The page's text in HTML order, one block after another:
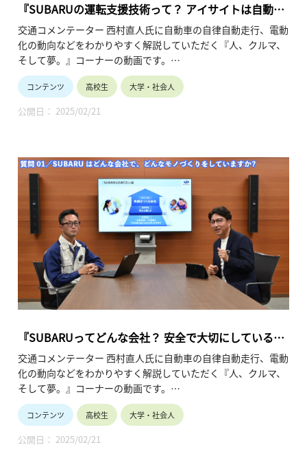
『SUBARUの運転支援技術って？ アイサイトは自動運
転技術になる？ （聴く編 第2回）』
交通コメンテーター 西村直人氏に自動車の自律自動走行、電動
化の動向などをわかりやすく解説していただく『人、クルマ、
そして夢。』コーナーの動画です。
（株）SUBARUが目指す「2030年・死亡交通事故ゼロ」達成に
向けた高度な運転支援技術の“今”と“将来”について深掘するシ
リーズの第3弾。
運転支援技術の内容とその重要性、運転支援技術群「アイサイ
コンテンツ 高校生 大学・社会人
公開日： 2025/02/21
『SUBARUってどんな会社？ 安全で大切にしていると
ころは？ （聴く編 第１回）』
交通コメンテーター 西村直人氏に自動車の自律自動走行、電動
化の動向などをわかりやすく解説していただく『人、クルマ、
そして夢。』コーナーの動画です。
（株）SUBARUが目指す「2030年・死亡交通事故ゼロ」達成に
向けた高度な運転支援技術の“今”と“将来”について深掘するシ
リーズの第2弾。
SUBARUのモノづくりの考え方、「安全」を築き上げる上で大
コンテンツ 高校生 大学・社会人
公開日： 2025/02/21